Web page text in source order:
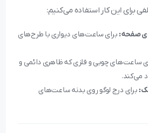
برای این کار استفاده می‌کنیم:
صفحه: برای ساعت‌های دیواری با طرح‌های
ساعت‌های چوبی و فلزی که ظاهری دائمی و
می‌کند.
برای درج لوگو روی بدنه ساعت‌های